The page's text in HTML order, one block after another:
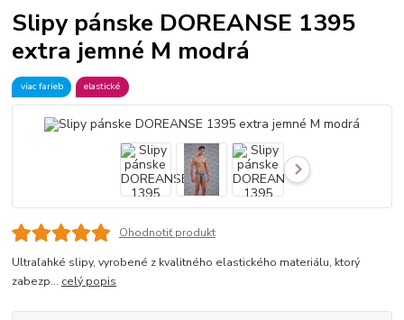
Slipy pánske DOREANSE 1395
extra jemné M modrá
viac farieb elastické
Ohodnotiť produkt
Ultraľahké slipy, vyrobené z kvalitného elastického materiálu, ktorý
zabezp... celý popis